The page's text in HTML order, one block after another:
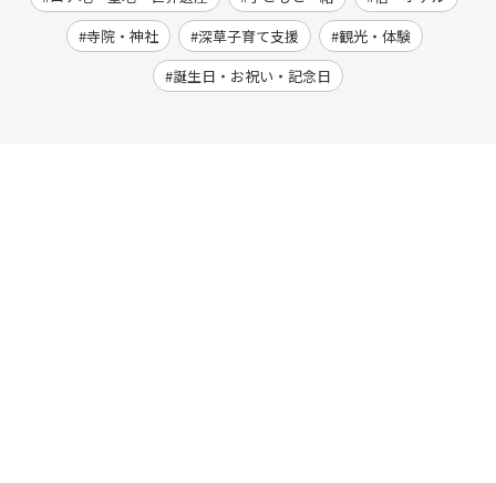
寺院・神社
深草子育て支援
観光・体験
誕生日・お祝い・記念日